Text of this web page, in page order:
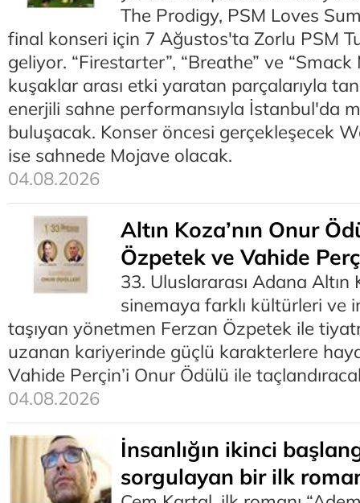
The Prodigy, PSM Loves
final konseri için 7 Ağustos'ta Zorlu PSM
geliyor. “Firestarter”, “Breathe” ve
kuşaklar arası etki yaratan parçalarıyla
enerjili sahne performansıyla İstanbul'da
buluşacak. Konser öncesi gerçekleşecek
ise sahnede Mojave olacak.
04.08.2026
Altın Koza’nın Onur
Özpetek ve Vahide
33. Uluslararası Adana
sinemaya farklı kültürleri ve
taşıyan yönetmen Ferzan Özpetek ile
uzanan kariyerinde güçlü karakterlere
Vahide Perçin’i Onur Ödülü ile
04.08.2026
İnsanlığın ikinci
sorgulayan bir ilk